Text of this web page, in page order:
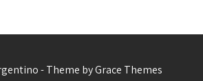
- Theme by Grace Themes